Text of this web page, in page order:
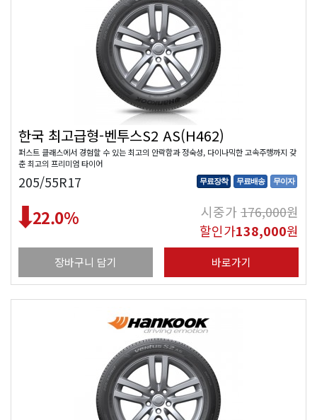
한국 최고급형-벤투스S2 AS(H462)
퍼스트 클래스에서 경험할 수 있는 최고의 안락함과 정숙성, 다이나믹한 고속주행까지 갖
춘 최고의 프리미엄 타이어
205/55R17 무료장착 무료배송 무이자
22.0% 시중가176,000원
할인가138,000원
장바구니 담기 바로가기